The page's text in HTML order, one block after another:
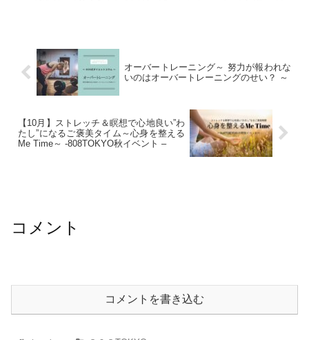
オーバートレーニング～ 努力が報われな
いのはオーバートレーニングのせい？ ～
【10月】ストレッチ＆瞑想で心地良い”わ
たし”になるご褒美タイム～心身を整える
Me Time～ -808TOKYO秋イベント –
コメント
コメントを書き込む